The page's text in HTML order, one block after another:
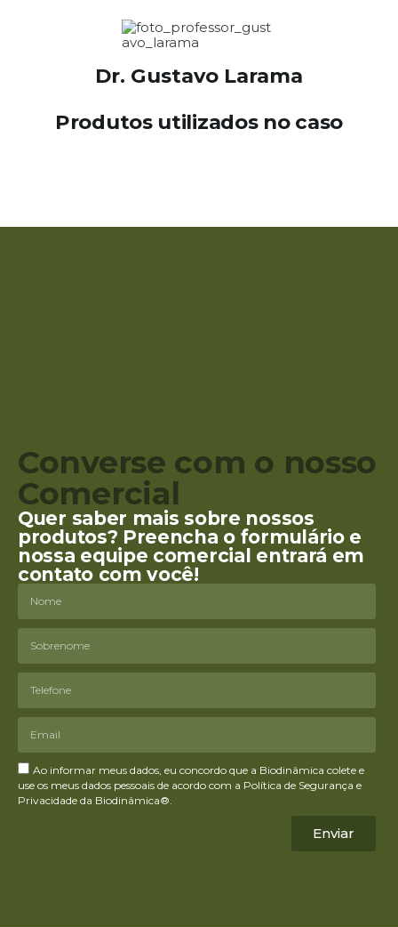
Dr. Gustavo Larama
Produtos utilizados no caso
Converse com o nosso
Comercial
Quer saber mais sobre nossos
produtos? Preencha o formulário e
nossa equipe comercial entrará em
contato com você!
Ao informar meus dados, eu concordo que a Biodinâmica colete e
use os meus dados pessoais de acordo com a Política de Segurança e
Privacidade da Biodinâmica®.
Enviar